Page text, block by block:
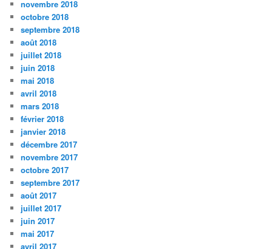
novembre 2018
octobre 2018
septembre 2018
août 2018
juillet 2018
juin 2018
mai 2018
avril 2018
mars 2018
février 2018
janvier 2018
décembre 2017
novembre 2017
octobre 2017
septembre 2017
août 2017
juillet 2017
juin 2017
mai 2017
avril 2017